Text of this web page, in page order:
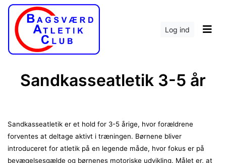
Log ind
Sandkasseatletik 3-5 år
Sandkasseatletik er et hold for 3-5 årige, hvor forældrene
forventes at deltage aktivt i træningen. Børnene bliver
introduceret for atletik på en legende måde, hvor fokus er på
bevægelsesgælde og børnenes motoriske udvikling. Målet er, at